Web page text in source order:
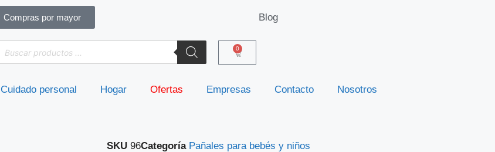
Compras por mayor Blog
0
Cuidado personal Hogar Ofertas Empresas Contacto Nosotros
SKU 96Categoría Pañales para bebés y niños